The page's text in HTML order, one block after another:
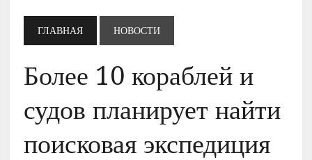
ГЛАВНАЯ НОВОСТИ
Более 10 кораблей и
судов планирует найти
поисковая экспедиция